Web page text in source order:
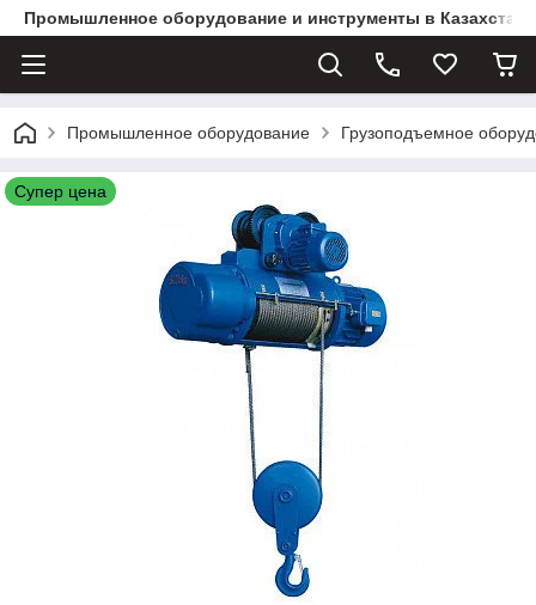
Промышленное оборудование и инструменты в
Промышленное оборудование Грузоподъемное
Супер цена